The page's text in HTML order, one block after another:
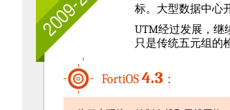
标。大型数据中心
UTM经过发展，继
只是传统五元组的
FortiOS4.3 ：